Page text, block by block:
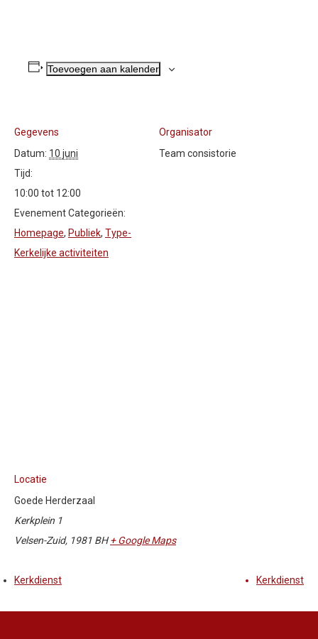
Toevoegen aan kalender
Gegevens
Datum: 10 juni
Tijd:
10:00 tot 12:00
Evenement Categorieën:
Homepage, Publiek, Type-
Kerkelijke activiteiten
Organisator
Team consistorie
Locatie
Goede Herderzaal
Kerkplein 1
Velsen-Zuid, 1981 BH + Google Maps
Kerkdienst Kerkdienst